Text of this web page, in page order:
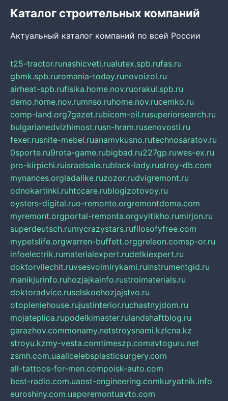
Каталог строительных компаний
Актуальный каталог компаний по всей России
t25-tractor.runashicveti.rualutex.spb.rufas.ru
gbmk.spb.ruromania-today.runovoizol.ru
airheat-spb.rufisika.home.nov.ruorakul.spb.ru
demo.home.nov.rumnso.ruhome.nov.rucemko.ru
comp-land.org7gazet.rubicom-oil.rusuperiorsearch.ru
bulgarianedvizhimost.rusn-hram.rusenovosti.ru
fexer.rusnite-mebel.ruanamvkusno.rutechnosaratov.ru
0sporte.ru9rota-game.rubigbad.ru227gp.ruwes-ex.ru
pro-kirpichi.ruisraelsale.rublack-lady.rustroy-db.com
mynances.orgladalike.ruzozor.rudvigremont.ru
odnokartinki.ruhtccare.rublogizotovoy.ru
oysters-digital.ruo-remonte.orgremontdoma.com
myremont.orgportal-remonta.orgvyitikho.rumirjon.ru
superdeutsch.rumycrazystars.rufilosofyfree.com
mypetslife.orgwarren-buffett.orggreleon.comsp-or.ru
infoelectrik.rumaterialexpert.rudetkiexpert.ru
doktorvilechit.ruvsesvoimirykami.ruinstrumentgid.ru
manikjurinfo.ruhozjajkainfo.rustroimaterials.ru
doktoradvice.ruselskoehozjajstvo.ru
otopleniehouse.rujustinterior.ruchastnyjdom.ru
mojateplica.rupodelkimaster.rulandshaftblog.ru
garazhov.commonamy.netstroysnami.kzlcna.kz
stroyu.kzmy-vesta.comtimeszp.comavtoguru.net
zsmh.com.uaallcelebsplasticsurgery.com
all-tattoos-for-men.compoisk-auto.com
best-radio.com.uaost-engineering.comkuryatnik.info
euroshiny.com.uaporemontuavto.com